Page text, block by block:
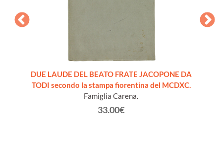
DUE LAUDE DEL BEATO FRATE JACOPONE DA
TODI secondo la stampa fiorentina del MCDXC.
Famiglia Carena.
33.00€